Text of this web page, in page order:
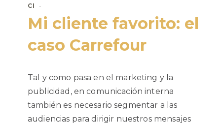
CI
Mi cliente favorito: el
caso Carrefour
Tal y como pasa en el marketing y la
publicidad, en comunicación interna
también es necesario segmentar a las
audiencias para dirigir nuestros mensajes